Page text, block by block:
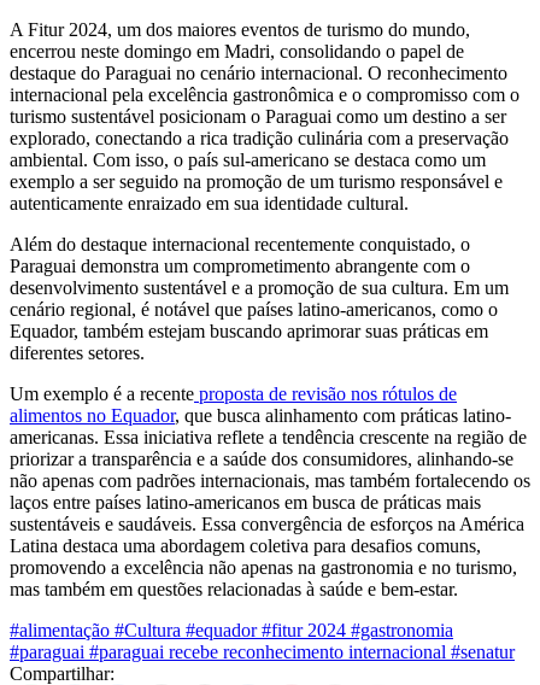
A Fitur 2024, um dos maiores eventos de turismo do mundo,
encerrou neste domingo em Madri, consolidando o papel de
destaque do Paraguai no cenário internacional. O reconhecimento
internacional pela excelência gastronômica e o compromisso com o
turismo sustentável posicionam o Paraguai como um destino a ser
explorado, conectando a rica tradição culinária com a preservação
ambiental. Com isso, o país sul-americano se destaca como um
exemplo a ser seguido na promoção de um turismo responsável e
autenticamente enraizado em sua identidade cultural.
Além do destaque internacional recentemente conquistado, o
Paraguai demonstra um comprometimento abrangente com o
desenvolvimento sustentável e a promoção de sua cultura. Em um
cenário regional, é notável que países latino-americanos, como o
Equador, também estejam buscando aprimorar suas práticas em
diferentes setores.
Um exemplo é a recente proposta de revisão nos rótulos de
alimentos no Equador, que busca alinhamento com práticas latino-
americanas. Essa iniciativa reflete a tendência crescente na região de
priorizar a transparência e a saúde dos consumidores, alinhando-se
não apenas com padrões internacionais, mas também fortalecendo os
laços entre países latino-americanos em busca de práticas mais
sustentáveis e saudáveis. Essa convergência de esforços na América
Latina destaca uma abordagem coletiva para desafios comuns,
promovendo a excelência não apenas na gastronomia e no turismo,
mas também em questões relacionadas à saúde e bem-estar.
#alimentação #Cultura #equador#fitur 2024 #gastronomia
#paraguai #paraguai recebe reconhecimento internacional #senatur
Compartilhar: